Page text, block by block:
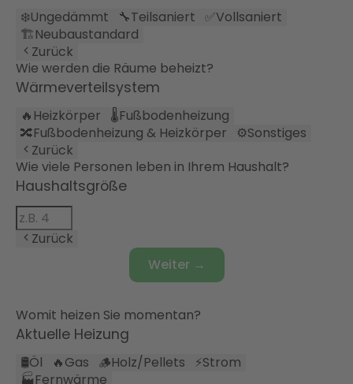
❄️Ungedämmt 🔧Teilsaniert ✅Vollsaniert
🏗️Neubaustandard
Zurück
Wie werden die Räume beheizt?
Wärmeverteilsystem
🔥 Heizkörper 🌡️Fußbodenheizung
🔀Fußbodenheizung & Heizkörper ⚙️Sonstiges
Zurück
Wie viele Personen leben in Ihrem Haushalt?
Haushaltsgröße
Zurück
Weiter →
Womit heizen Sie momentan?
Aktuelle Heizung
🛢️Öl 🔥Gas 🪵Holz/Pellets ⚡Strom
🏭Fernwärme